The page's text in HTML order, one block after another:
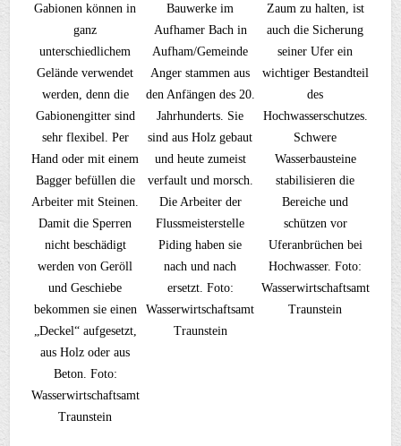
Gabionen können in
ganz
unterschiedlichem
Gelände verwendet
werden, denn die
Gabionengitter sind
sehr flexibel. Per
Hand oder mit einem
Bagger befüllen die
Arbeiter mit Steinen.
Damit die Sperren
nicht beschädigt
werden von Geröll
und Geschiebe
bekommen sie einen
„Deckel“ aufgesetzt,
aus Holz oder aus
Beton. Foto:
Wasserwirtschaftsamt
Traunstein
Bauwerke im
Aufhamer Bach in
Aufham/Gemeinde
Anger stammen aus
den Anfängen des 20.
Jahrhunderts. Sie
sind aus Holz gebaut
und heute zumeist
verfault und morsch.
Die Arbeiter der
Flussmeisterstelle
Piding haben sie
nach und nach
ersetzt. Foto:
Wasserwirtschaftsamt
Traunstein
Zaum zu halten, ist
auch die Sicherung
seiner Ufer ein
wichtiger Bestandteil
des
Hochwasserschutzes.
Schwere
Wasserbausteine
stabilisieren die
Bereiche und
schützen vor
Uferanbrüchen bei
Hochwasser. Foto:
Wasserwirtschaftsamt
Traunstein